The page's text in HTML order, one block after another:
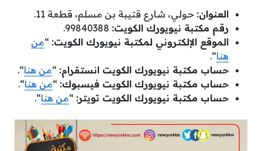
العنوان: حولي، شارع قتيبة بن مسلم، قطعة 11.
رقم مكتبة نيويورك الكويت:
الموقع الإلكتروني لمكتبة نيويورك الكويت: “من
هنا“.
حساب مكتبة نيويورك الكويت انستقرام: “من هنا“.
حساب مكتبة نيويورك الكويت فيسبوك: “من هنا“.
حساب مكتبة نيويورك الكويت تويتر: “من هنا“.